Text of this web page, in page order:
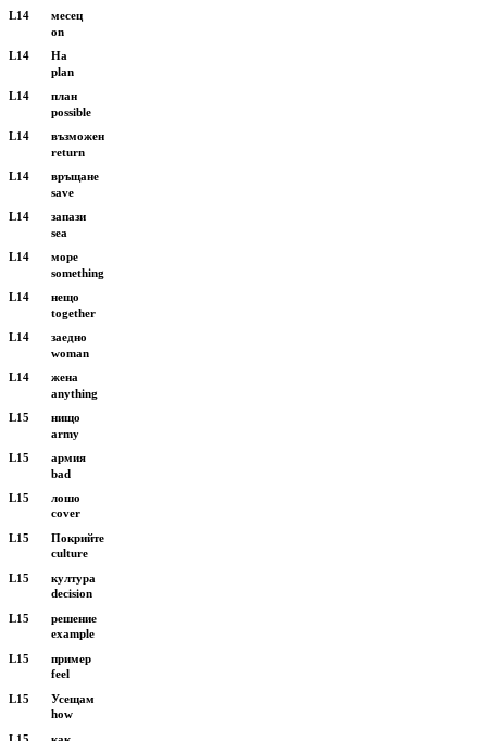
L14
L14
L14
L14
L14
L14
L14
L14
L14
L14
L15
L15
L15
L15
L15
L15
L15
L15
L15
on
plan
possible
return
save
sea
something
together
woman
anything
army
bad
cover
culture
decision
example
feel
how
месец
На
план
възможен
връщане
запази
море
нещо
заедно
жена
нищо
армия
лошо
Покрийте
култура
решение
пример
Усещам
как